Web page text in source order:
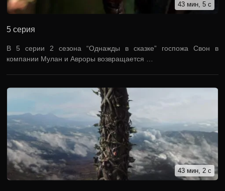
43 мин, 5 с
5 серия
В 5 серии 2 сезона “Однажды в сказке” госпожа Свон в
компании Мулан и Авроры возвращается …
43 мин, 2 с